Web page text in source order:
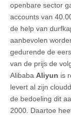
openbare sector
accounts van
de help van
aanbevolen
gedurende de
van de prijs de
Alibaba Aliyun is
levert al zijn
de bedoeling dit
2000. Daartoe